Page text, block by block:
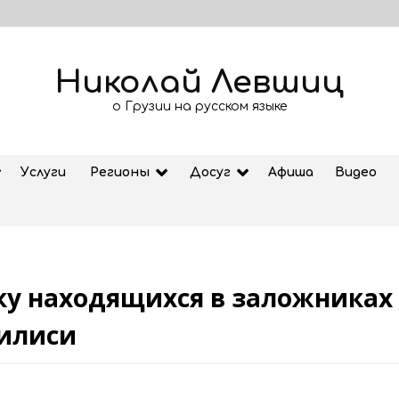
Николай Левшиц
о Грузии на русском языке
Услуги Регионы Досуг Афиша Видео
Рубрика «Азбука Грузии»: дзеоба
находящихся в заложниках